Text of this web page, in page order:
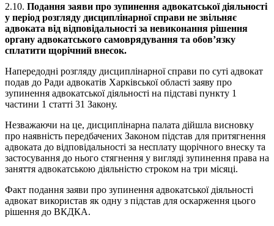
2.10. Подання заяви про зупинення адвокатської діяльності
у період розгляду дисциплінарної справи не звільняє
адвоката від відповідальності за невиконання рішення
органу адвокатського самоврядування та обов’язку
сплатити щорічний внесок.
Напередодні розгляду дисциплінарної справи по суті адвокат
подав до Ради адвокатів Харківської області заяву про
зупинення адвокатської діяльності на підставі пункту 1
частини 1 статті 31 Закону.
Незважаючи на це, дисциплінарна палата дійшла висновку
про наявність передбачених Законом підстав для притягнення
адвоката до відповідальності за несплату щорічного внеску та
застосування до нього стягнення у вигляді зупинення права на
заняття адвокатською діяльністю строком на три місяці.
Факт подання заяви про зупинення адвокатської діяльності
адвокат використав як одну з підстав для оскарження цього
рішення до ВКДКА.